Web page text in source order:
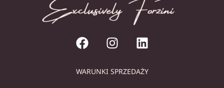
WARUNKI SPRZEDAŻY